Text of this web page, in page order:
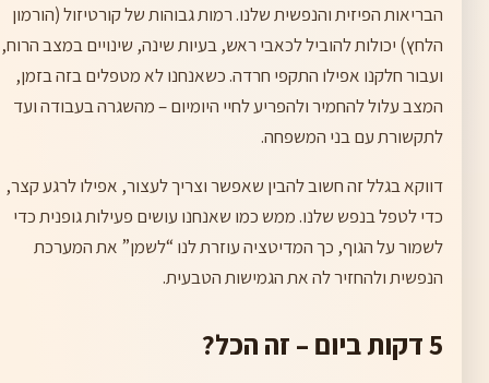
הבריאות הפיזית והנפשית שלנו. רמות גבוהות של קורטיזול (הורמון
הלחץ) יכולות להוביל לכאבי ראש, בעיות שינה, שינויים במצב הרוח,
ועבור חלקנו אפילו התקפי חרדה. כשאנחנו לא מטפלים בזה בזמן,
המצב עלול להחמיר ולהפריע לחיי היומיום – מהשגרה בעבודה ועד
לתקשורת עם בני המשפחה.
דווקא בגלל זה חשוב להבין שאפשר וצריך לעצור, אפילו לרגע קצר,
כדי לטפל בנפש שלנו. ממש כמו שאנחנו עושים פעילות גופנית כדי
לשמור על הגוף, כך המדיטציה עוזרת לנו “לשמן” את המערכת
הנפשית ולהחזיר לה את הגמישות הטבעית.
5 דקות ביום – זה הכל?